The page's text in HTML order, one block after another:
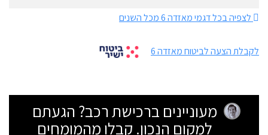
לצפיה בכל דגמי מאזדה 6 מכל השנים
לקבלת הצעה לביטוח מאזדה 6
מעוניינים ברכישת רכב? הגעתם
למקום הנכון. קבלו מהמומחים